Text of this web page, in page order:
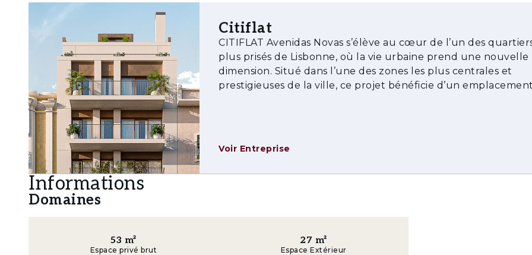
idéal entre la tranquillité résidentielle et le dynamisme urbain.
Construit à l’origine dans les années 1970, l’immeuble a été entièrement réhabilité par le cabinet
Rodrigo Machado Soares Arquitectos, qui lui a donné une nouvelle vie moderne, fonctionnelle et
un style de vie jeune, familial et contemporain. Le projet comprend 17 appartements de typologies
tous dotés de surfaces généreuses, de balcons ou de terrasses invitant à se détendre et à profiter
lumière unique de Lisbonne.
CITIFLAT Avenidas Novas est bien plus qu’un lieu de résidence — c’est une invitation à vivre une
urbaine complète, équilibrée et inspirante, au cœur de ce que Lisbonne offre de meilleur.
Citiflat
CITIFLAT Avenidas Novas s’élève au cœur de l’un des
plus prisés de Lisbonne, où la vie urbaine prend une nouvelle
dimension. Situé dans l’une des zones les plus centrales et
prestigieuses de la ville, ce projet bénéficie d’un
Voir Entreprise
Informations
Domaines
53 m²
Espace privé brut
27 m²
Espace Extérieur